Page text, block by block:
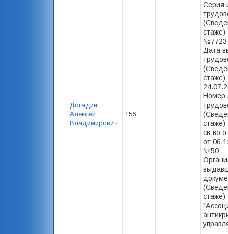
Догадин
Алексей
Владимирович
156
Серия
Дата
стаже)
Номер
стаже)
св-во
от
№50 ,